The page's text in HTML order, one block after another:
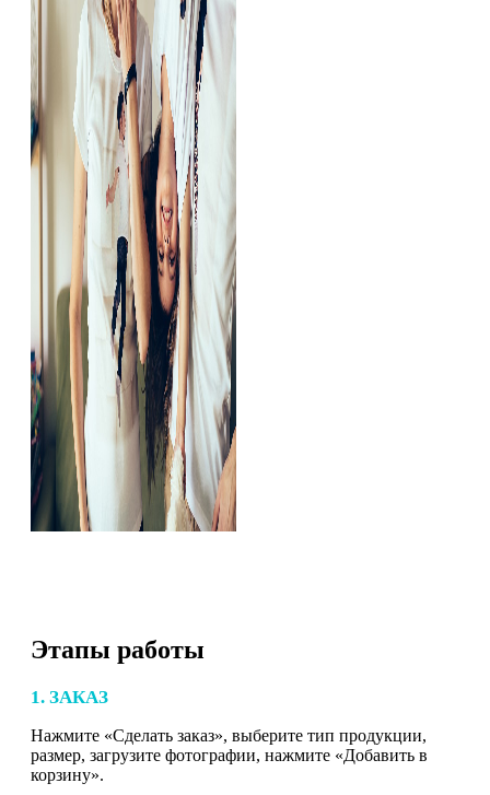
Этапы работы
1. ЗАКАЗ
Нажмите «Сделать заказ», выберите тип продукции,
размер, загрузите фотографии, нажмите «Добавить в
корзину».